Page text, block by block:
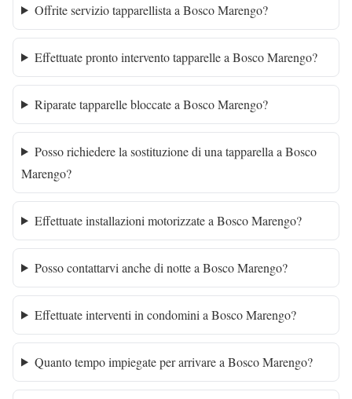
Offrite servizio tapparellista a Bosco Marengo?
Effettuate pronto intervento tapparelle a Bosco Marengo?
Riparate tapparelle bloccate a Bosco Marengo?
Posso richiedere la sostituzione di una tapparella a Bosco
Marengo?
Effettuate installazioni motorizzate a Bosco Marengo?
Posso contattarvi anche di notte a Bosco Marengo?
Effettuate interventi in condomini a Bosco Marengo?
Quanto tempo impiegate per arrivare a Bosco Marengo?